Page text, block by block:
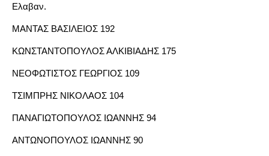
Ελαβαν.
ΜΑΝΤΑΣ ΒΑΣΙΛΕΙΟΣ 192
ΚΩΝΣΤΑΝΤΟΠΟΥΛΟΣ ΑΛΚΙΒΙΑΔΗΣ 175
ΝΕΟΦΩΤΙΣΤΟΣ ΓΕΩΡΓΙΟΣ 109
ΤΣΙΜΠΡΗΣ ΝΙΚΟΛΑΟΣ 104
ΠΑΝΑΓΙΩΤΟΠΟΥΛΟΣ ΙΩΑΝΝΗΣ 94
ΑΝΤΩΝΟΠΟΥΛΟΣ ΙΩΑΝΝΗΣ 90